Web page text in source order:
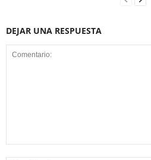
DEJAR UNA RESPUESTA